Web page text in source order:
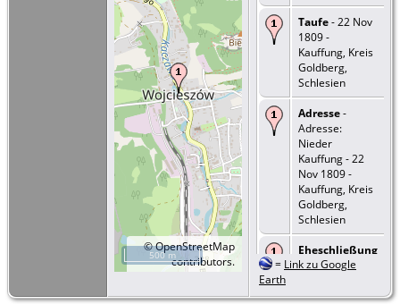
©OpenStreetMap
contributors.
500 m
Taufe- 22 Nov
1809 -
Kauffung, Kreis
Goldberg,
Schlesien
Adresse-
Adresse:
Nieder
Kauffung - 22
Nov 1809 -
Kauffung, Kreis
Goldberg,
Schlesien
Eheschließung
- Typ: Ehe - 13
Kauffung, Kreis
= Link zu Google
Earth